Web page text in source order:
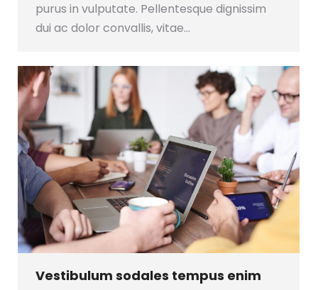
purus in vulputate. Pellentesque dignissim
dui ac dolor convallis, vitae…
Vestibulum sodales tempus enim